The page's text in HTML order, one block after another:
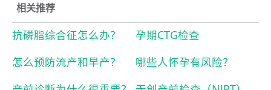
相关推荐
抗磷脂综合征怎么办？
孕期CTG检查
怎么预防流产和早产？
哪些人怀孕有风险？